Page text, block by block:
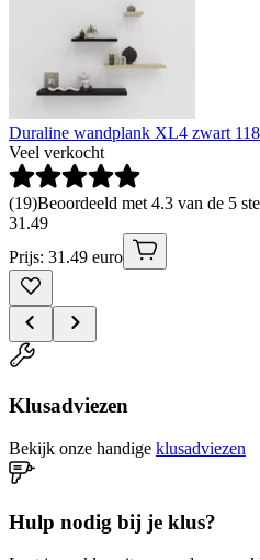
Duraline wandplank XL4 zwart
Veel verkocht
(19)Beoordeeld met 4.3 van de 5
31.49
Prijs: 31.49 euro
Klusadviezen
Bekijk onze handige klusadviezen
Hulp nodig bij je klus?